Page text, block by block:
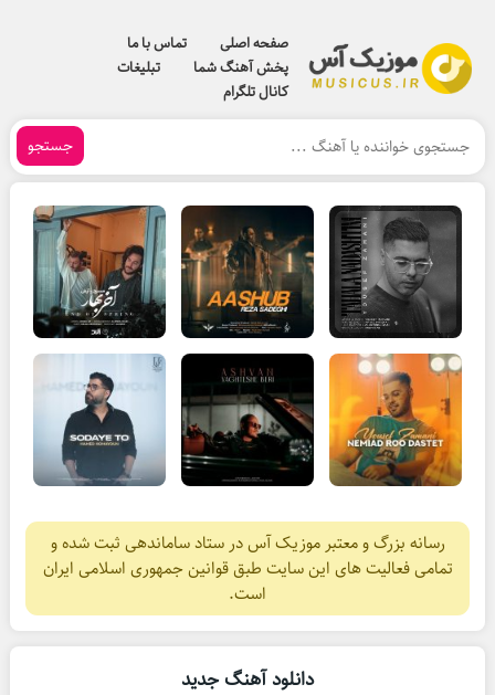
صفحه اصلی
تماس با ما
پخش آهنگ شما
تبلیغات
کانال تلگرام
جستجو
رسانه بزرگ و معتبر موزیک آس در ستاد ساماندهی ثبت شده و
تمامی فعالیت های این سایت طبق قوانین جمهوری اسلامی ایران
است.
دانلود آهنگ جدید